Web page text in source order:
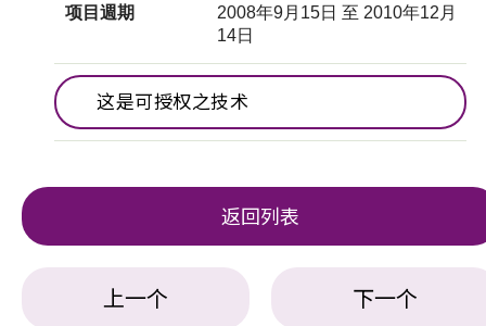
项目週期
2008年9月15日 至 2010年12月
14日
这是可授权之技术
返回列表
上一个 下一个